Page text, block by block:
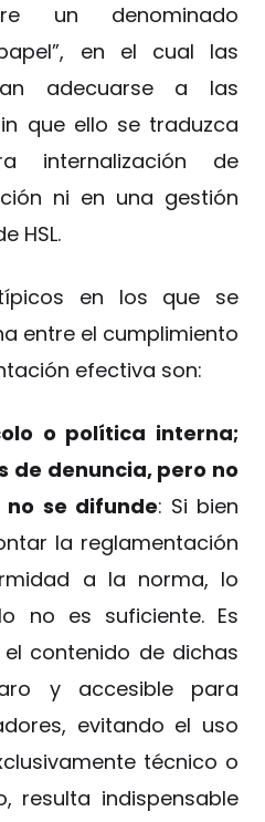
un denominado
en el cual las
adecuarse a las
que ello se traduzca
internalización de
ni en una gestión
HSL.
en los que se
entre el cumplimiento
efectiva son:
o política interna;
de denuncia, pero no
se difunde: Si bien
la reglamentación
a la norma, lo
no es suficiente. Es
contenido de dichas
y accesible para
evitando el uso
técnico o
resulta indispensable